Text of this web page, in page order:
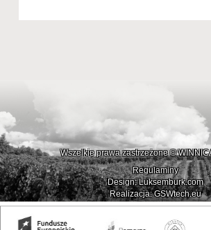
Wszelkie prawa zastrzeżone ©
Regulaminy
Design: Luksemburk.com
Realizacja: GSWtech.eu